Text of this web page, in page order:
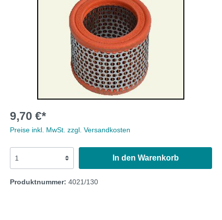
9,70 €*
Preise inkl. MwSt. zzgl. Versandkosten
In den Warenkorb
Produktnummer: 4021/130